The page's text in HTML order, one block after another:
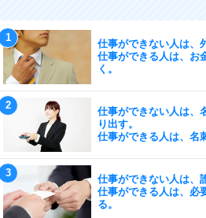
仕事ができない人は、
仕事ができる人は、お
く。
仕事ができない人は、
り出す。
仕事ができる人は、名
仕事ができない人は、
仕事ができる人は、必
る。